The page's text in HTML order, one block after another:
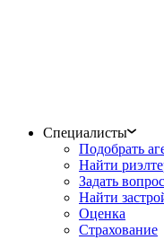
Специалисты
Подобрать
Найти
Задать
Найти
Оценка
Страхование